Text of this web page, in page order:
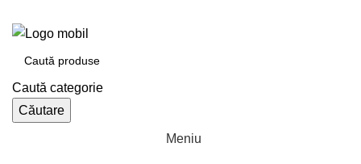
Caută categorie
Căutare
Meniu